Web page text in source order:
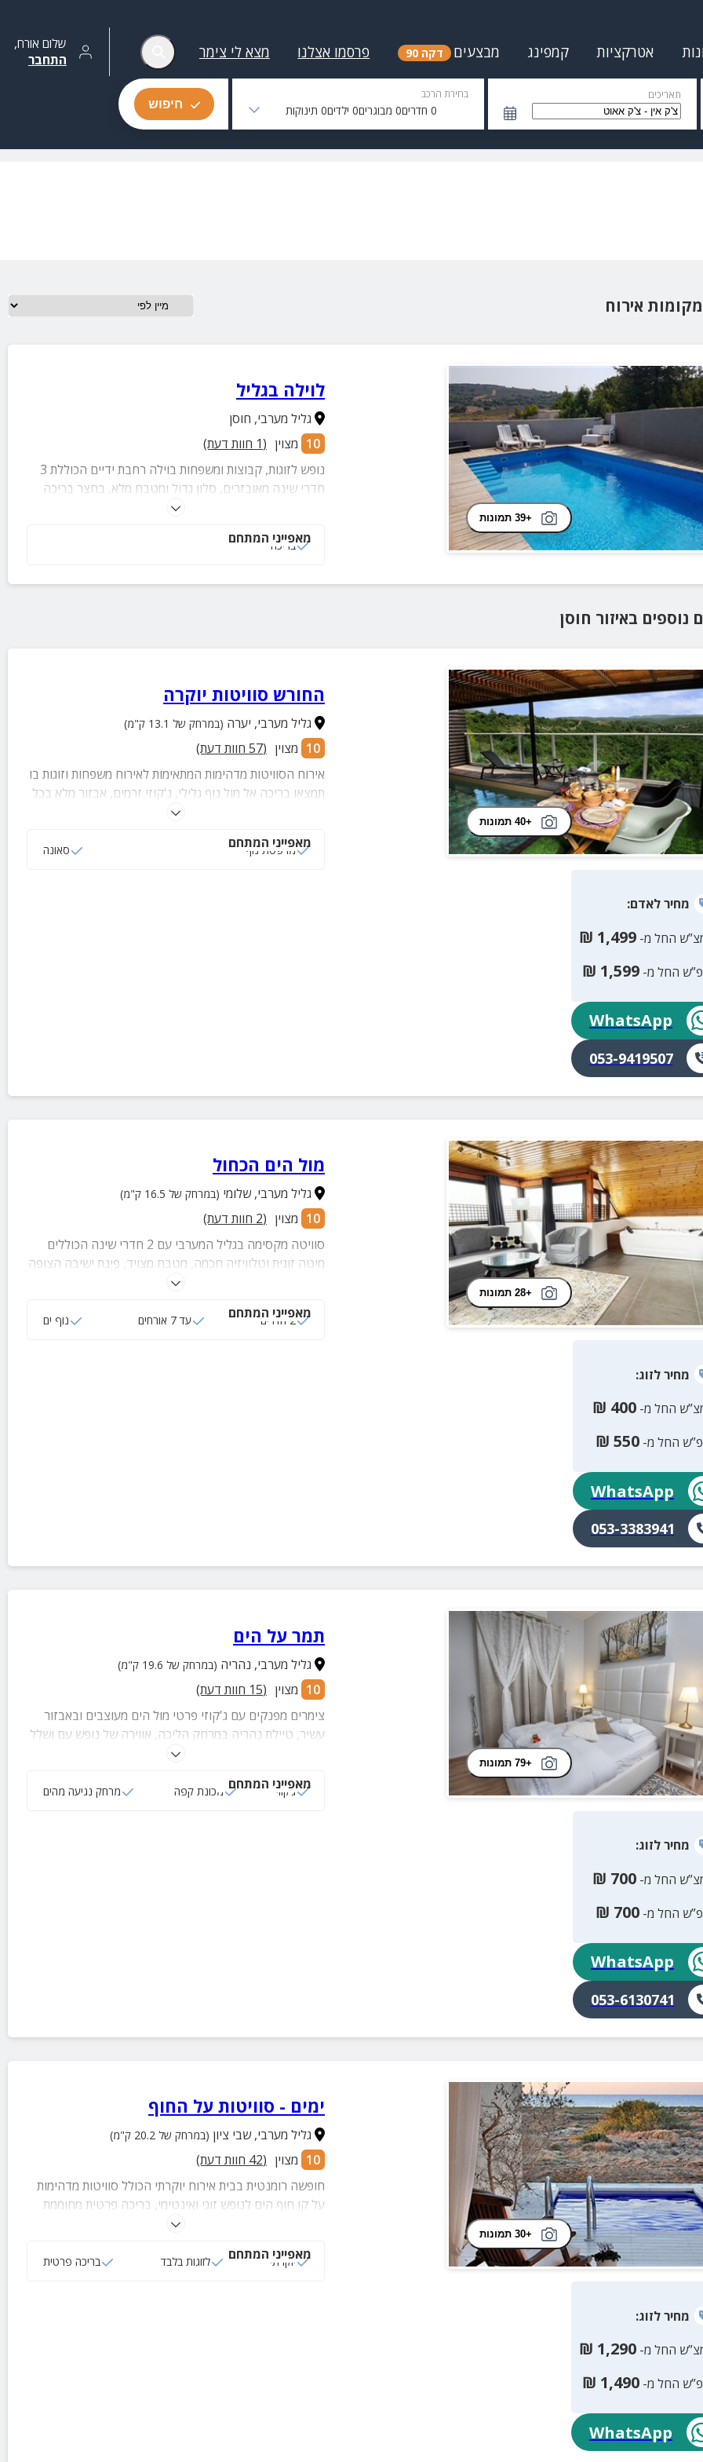
אטרקציות קמפינג מבצעים דקה 90 פרסמו אצלנו מצא לי צימר שלום אורח,
התחבר
תאריכים בחירת הרכב
0חדרים0מבוגרים0ילדים0תינוקות חיפוש
+39 תמונות
לוילה בגליל
גליל מערבי, חוסן
10 מצוין (
1 חוות דעת)
נופש לזוגות, קבוצות ומשפחות בוילה רחבת ידיים הכוללת 3
חדרי שינה מאובזרים, סלון גדול ומטבח מלא, בחצר בריכה
נוף מהפנט. בנוסף, במתחם תוכלו לקיים מגוון אירועים כמו: ימי
מאפייני המתחם
בריכה
נוספים באיזור חוסן
+40 תמונות
החורש סוויטות יוקרה
גליל מערבי, יערה (במרחק של 13.1 ק"מ)
10 מצוין (
57 חוות דעת)
אירוח הסוויטות מדהימות המתאימות לאירוח משפחות וזוגות בו
תמצאו בריכה אל מול נוף גלילי, ג'קוזי זרמים, אבזור מלא בכל
בקתה ועוד שלל פינוקים והפתעות.
מאפייני המתחם
מרפסת נוף סאונה
מחירלאדם:
החל מ- 1,499
₪
החל מ- 1,599
₪
WhatsApp
053-9419507
+28 תמונות
מול הים הכחול
גליל מערבי,שלומי (במרחק של 16.5 ק"מ)
10 מצוין (
2 חוות דעת)
סוויטה מקסימה בגליל המערבי עם 2 חדרי שינה הכוללים
מיטה זוגית וטלוויזיה חכמה, מטבח מצויד, פינת ישיבה הצופה
לנוף ים, ג'קוזי ספא, חדר רחצה עם מגבות רכות ותמרוקים
מאפייני המתחם
2 חדרים עד 7 אורחים נוף ים
מחירלזוג:
החל מ- 400
₪
החל מ- 550
₪
WhatsApp
053-3383941
+79 תמונות
תמר על הים
גליל מערבי, נהריה (במרחק של 19.6 ק"מ)
10 מצוין (
15 חוות דעת)
צימרים מפנקים עם ג'קוזי פרטי מול הים מעוצבים ובאבזור
עשיר, טיילת נהריה במרחק הליכה, אווירה של נופש עם ושלל
אטרקציות מהנות במרחק קצר. מתאים לזוגות, משפחות
מאפייני המתחם
ג‘קוזי מכונת קפה מרחק נגיעה מהים
מחירלזוג:
החל מ- 700
₪
החל מ- 700
₪
WhatsApp
053-6130741
+30 תמונות
ימים - סוויטות על החוף
גליל מערבי,שבי ציון (במרחק של 20.2 ק"מ)
10 מצוין (
42 חוות דעת)
חופשה רומנטית בבית אירוח יוקרתי הכולל סוויטות מדהימות
על קו חוף הים לנופש זוגי ואינטימי, בריכה פרטית מחוממת
בחורף, חדר שינה מרווח ונעים, מטבח מאובזר, סלון מעוצב
מאפייני המתחם
יוקרתי לזוגות בלבד בריכה פרטית
מחירלזוג:
החל מ- 1,290
₪
החל מ- 1,490
₪
WhatsApp